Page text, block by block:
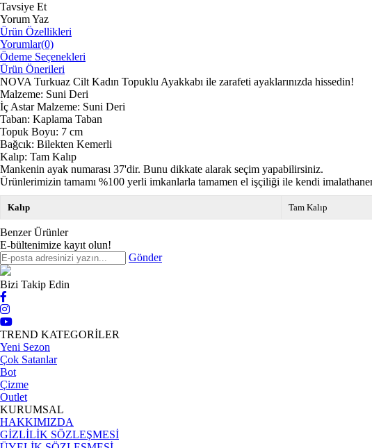
Tavsiye Et
Yorum Yaz
Ürün Özellikleri
Yorumlar(0)
Ödeme Seçenekleri
Ürün Önerileri
NOVA Turkuaz Cilt Kadın Topuklu Ayakkabı ile zarafeti ayaklarınızda hissedin!
Malzeme: Suni Deri
İç Astar Malzeme: Suni Deri
Taban: Kaplama Taban
Topuk Boyu: 7 cm
Bağcık: Bilekten Kemerli
Kalıp: Tam Kalıp
Mankenin ayak numarası 37'dir. Bunu dikkate alarak seçim yapabilirsiniz.
Ürünlerimizin tamamı %100 yerli imkanlarla tamamen el işçiliği ile kendi
Kalıp Tam Kalıp
Benzer Ürünler
E-bültenimize kayıt olun!
Gönder
Bizi Takip Edin
TREND KATEGORİLER
Yeni Sezon
Çok Satanlar
Bot
Çizme
Outlet
KURUMSAL
HAKKIMIZDA
GİZLİLİK SÖZLEŞMESİ